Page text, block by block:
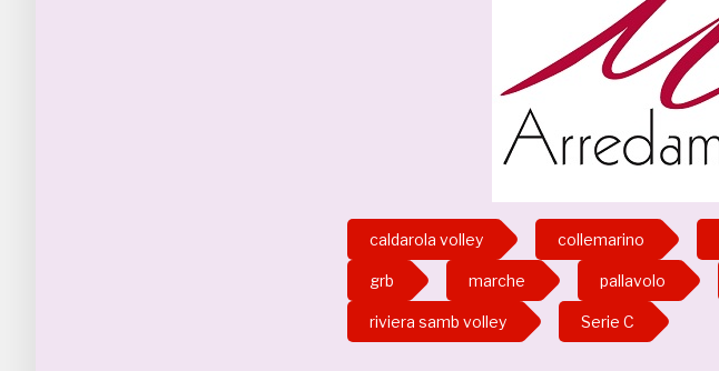
caldarola volley collemarino
grb marche pallavolo
riviera samb volley Serie C